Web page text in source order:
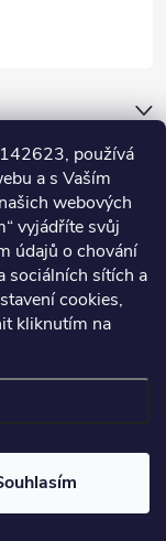
používá
a s Vaším
webových
vyjádříte svůj
údajů o chování
sociálních sítích a
cookies,
kliknutím na